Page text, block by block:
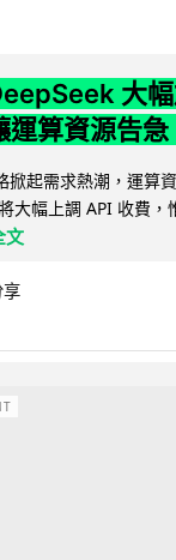
大
運算資源告急
掀起需求熱潮，運算
大幅上調 API 收費，
文